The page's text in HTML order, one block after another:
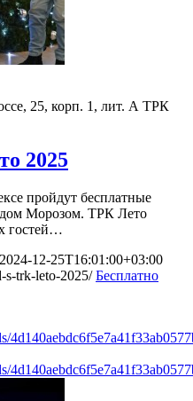
25, корп. 1, лит. А ТРК
2025
пройдут бесплатные
Морозом. ТРК Лето
гостей…
2024-12-25T16:01:00+03:00
s-trk-leto-2025/ Бесплатно